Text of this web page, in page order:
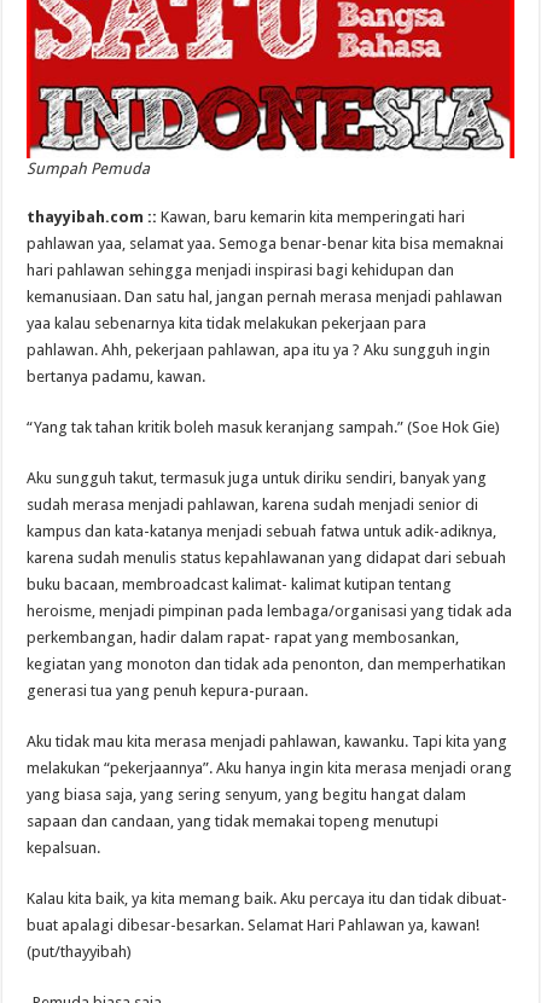
Sumpah Pemuda
thayyibah.com ::Kawan, baru kemarin kita memperingati hari
pahlawan yaa, selamat yaa. Semoga benar-benar kita bisa memaknai
hari pahlawan sehingga menjadi inspirasi bagi kehidupan dan
kemanusiaan. Dan satu hal, jangan pernah merasa menjadi pahlawan
yaa kalau sebenarnya kita tidak melakukan pekerjaan para
pahlawan. Ahh, pekerjaan pahlawan, apa itu ya ? Aku sungguh ingin
bertanya padamu, kawan.
“Yang tak tahan kritik boleh masuk keranjang sampah.” (Soe Hok Gie)
Aku sungguh takut, termasuk juga untuk diriku sendiri, banyak yang
sudah merasa menjadi pahlawan, karena sudah menjadi senior di
kampus dan kata-katanya menjadi sebuah fatwa untuk adik-adiknya,
karena sudah menulis status kepahlawanan yang didapat dari sebuah
buku bacaan, membroadcast kalimat- kalimat kutipan tentang
heroisme, menjadi pimpinan pada lembaga/organisasi yang tidak ada
perkembangan, hadir dalam rapat- rapat yang membosankan,
kegiatan yang monoton dan tidak ada penonton, dan memperhatikan
generasi tua yang penuh kepura-puraan.
Aku tidak mau kita merasa menjadi pahlawan, kawanku. Tapi kita yang
melakukan “pekerjaannya”. Aku hanya ingin kita merasa menjadi orang
yang biasa saja, yang sering senyum, yang begitu hangat dalam
sapaan dan candaan, yang tidak memakai topeng menutupi
kepalsuan.
Kalau kita baik, ya kita memang baik. Aku percaya itu dan tidak dibuat-
buat apalagi dibesar-besarkan. Selamat Hari Pahlawan ya, kawan!
(put/thayyibah)